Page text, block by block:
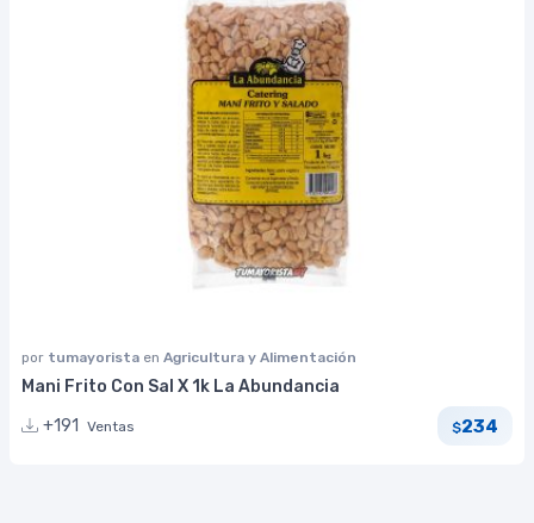
por tumayorista en Agricultura y Alimentación
Mani Frito Con Sal X 1k La Abundancia
+191
Ventas $234